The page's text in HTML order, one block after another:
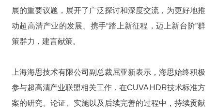
展的重要议题，展开了广泛探讨和深度交流，为更好地推
动超高清产业的发展、携手“踏上新征程，迈上新台阶”群
策群力，建言献策。
上海海思技术有限公司副总裁屈亚新表示，海思始终积极
参与超高清产业联盟相关工作，在CUVA HDR技术标准方
案的研究、论证、实施以及后续完善的过程中，持续贡献